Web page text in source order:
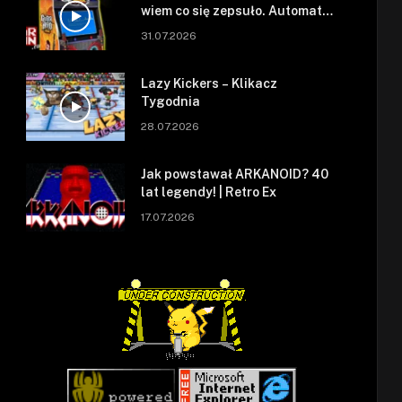
wiem co się zepsuło. Automat
się zepsuł.
31.07.2026
Lazy Kickers – Klikacz
Tygodnia
28.07.2026
Jak powstawał ARKANOID? 40
lat legendy! | Retro Ex
17.07.2026